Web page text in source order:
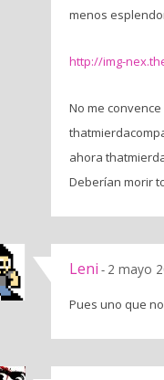
menos
http://img-
No me
ahora
Deberían morir
Leni - 2 mayo
Pues uno que